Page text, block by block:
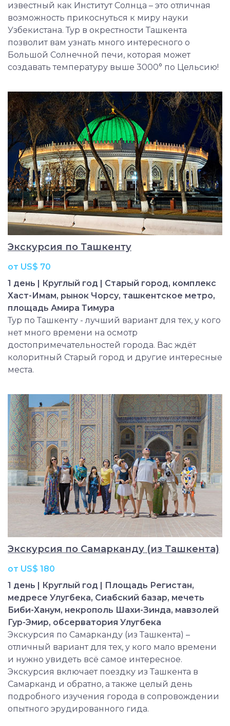
известный как Институт Солнца – это отличная
возможность прикоснуться к миру науки
Узбекистана. Тур в окрестности Ташкента
позволит вам узнать много интересного о
Большой Солнечной печи, которая может
создавать температуру выше 3000° по Цельсию!
Экскурсия по Ташкенту
от US$ 70
1 день | Круглый год | Старый город, комплекс
Хаcт-Имам, рынок Чорсу, ташкентское метро,
площадь Амира Тимура
Тур по Ташкенту - лучший вариант для тех, у кого
нет много времени на осмотр
достопримечательностей города. Вас ждёт
колоритный Старый город и другие интересные
места.
Экскурсия по Самарканду (из Ташкента)
от US$ 180
1 день | Круглый год | Площадь Регистан,
медресе Улугбека, Сиабский базар, мечеть
Биби-Ханум, некрополь Шахи-Зинда, мавзолей
Гур-Эмир, обсерватория Улугбека
Экскурсия по Самарканду (из Ташкента) –
отличный вариант для тех, у кого мало времени
и нужно увидеть всё самое интересное.
Экскурсия включает поездку из Ташкента в
Самарканд и обратно, а также целый день
подробного изучения города в сопровождении
опытного эрудированного гида.